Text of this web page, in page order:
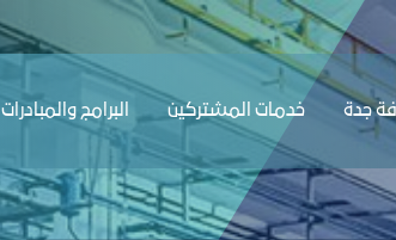
ﺟﺪة ﺧﺪﻣﺎت المشتركين البرامج والمبادرات